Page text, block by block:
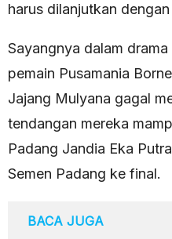
harus dilanjutkan
Sayangnya dalam
pemain Pusamania
Jajang Mulyana gagal
tendangan mereka
Padang Jandia Eka
Semen Padang ke final.
BACA JUGA